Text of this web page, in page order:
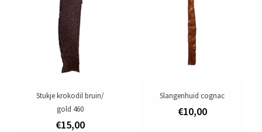
Stukje krokodil bruin/
gold 460
€15,00
Slangenhuid cognac
€10,00